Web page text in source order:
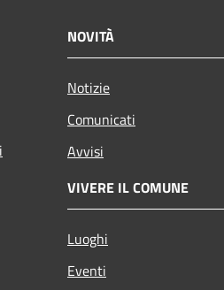
NOVITÀ
Notizie
Comunicati
Avvisi
VIVERE IL COMUNE
Luoghi
Eventi